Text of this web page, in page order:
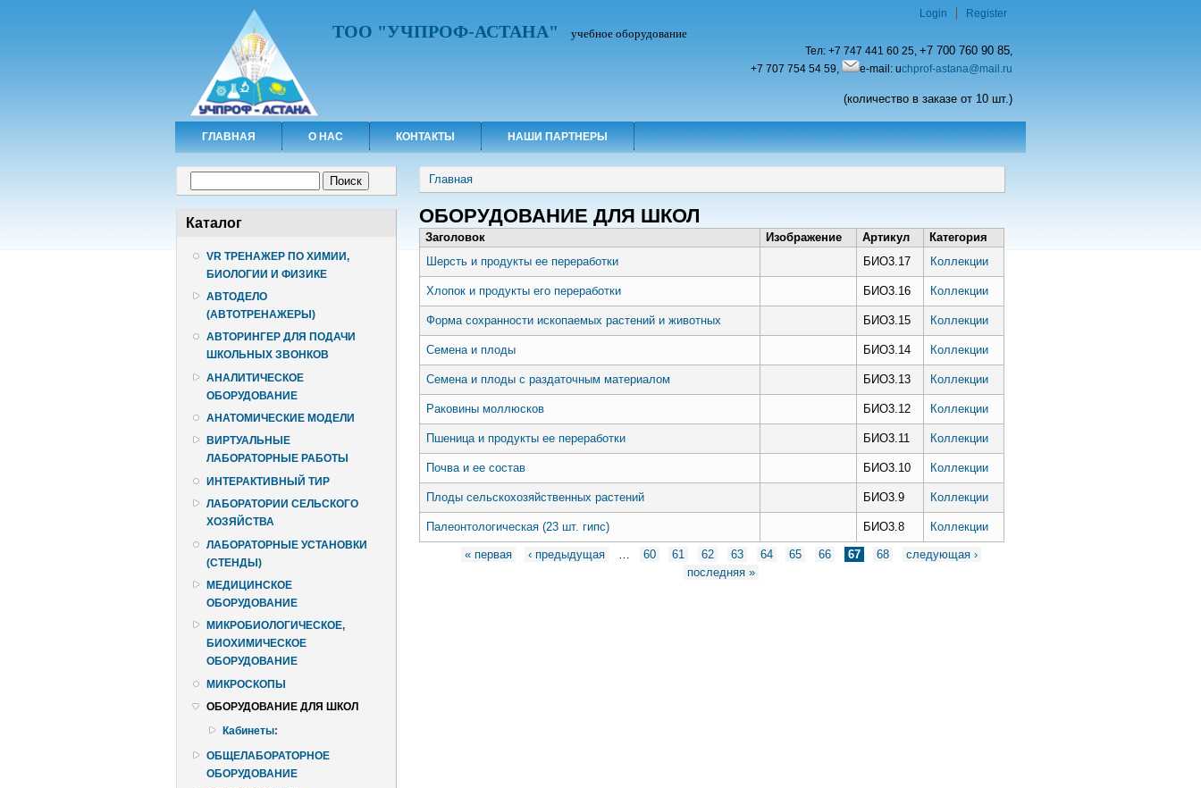
ТОО "УЧПРОФ-АСТАНА" учебное оборудование
Тел: +7 747 441 60 25, +7 700 760 90 85,
+7 707 754 54 59,
e-mail: uchprof-astana@mail.ru
(количество в заказе от 10 шт.)
Login Register
ГЛАВНАЯ О НАС КОНТАКТЫ НАШИ ПАРТНЕРЫ
Каталог
VR ТРЕНАЖЕР ПО ХИМИИ,
БИОЛОГИИ И ФИЗИКЕ
АВТОДЕЛО
(АВТОТРЕНАЖЕРЫ)
АВТОРИНГЕР ДЛЯ ПОДАЧИ
ШКОЛЬНЫХ ЗВОНКОВ
АНАЛИТИЧЕСКОЕ
ОБОРУДОВАНИЕ
АНАТОМИЧЕСКИЕ МОДЕЛИ
ВИРТУАЛЬНЫЕ
ЛАБОРАТОРНЫЕ РАБОТЫ
ИНТЕРАКТИВНЫЙ ТИР
ЛАБОРАТОРИИ СЕЛЬСКОГО
ХОЗЯЙСТВА
ЛАБОРАТОРНЫЕ УСТАНОВКИ
(СТЕНДЫ)
МЕДИЦИНСКОЕ
ОБОРУДОВАНИЕ
МИКРОБИОЛОГИЧЕСКОЕ,
БИОХИМИЧЕСКОЕ
ОБОРУДОВАНИЕ
МИКРОСКОПЫ
ОБОРУДОВАНИЕ ДЛЯ ШКОЛ
Кабинеты:
ОБЩЕЛАБОРАТОРНОЕ
ОБОРУДОВАНИЕ
Вы здесь
Главная
ОБОРУДОВАНИЕ ДЛЯ ШКОЛ
Заголовок Изображение Артикул
Категория
Шерсть и продукты ее переработки
БИО3.17 Коллекции
Хлопок и продукты его переработки БИО3.16 Коллекции
Форма сохранности ископаемых растений и животных БИО3.15 Коллекции
Семена и плоды БИО3.14 Коллекции
Семена и плоды с раздаточным материалом БИО3.13 Коллекции
Раковины моллюсков БИО3.12 Коллекции
Пшеница и продукты ее переработки БИО3.11 Коллекции
Почва и ее состав БИО3.10 Коллекции
Плоды сельскохозяйственных растений БИО3.9 Коллекции
Палеонтологическая (23 шт. гипс) БИО3.8 Коллекции
Страницы
« первая ‹ предыдущая … 60 61 62 63 64 65 66 67 68
следующая ›
последняя »